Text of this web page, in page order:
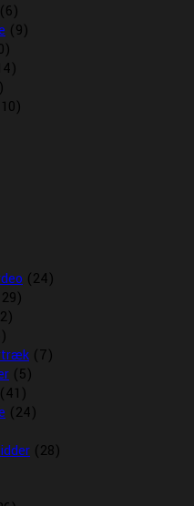
(6)
(9)
(24)
(7)
(5)
(41)
(24)
(28)